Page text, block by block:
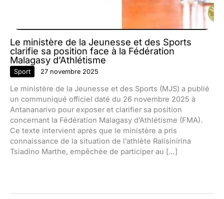
Le ministère de la Jeunesse et des Sports
clarifie sa position face à la Fédération
Malagasy d’Athlétisme
Sport 27 novembre 2025
Le ministère de la Jeunesse et des Sports (MJS) a publié
un communiqué officiel daté du 26 novembre 2025 à
Antananarivo pour exposer et clarifier sa position
concernant la Fédération Malagasy d’Athlétisme (FMA).
Ce texte intervient après que le ministère a pris
connaissance de la situation de l’athlète Ralisinirina
Tsiadino Marthe, empêchée de participer au […]